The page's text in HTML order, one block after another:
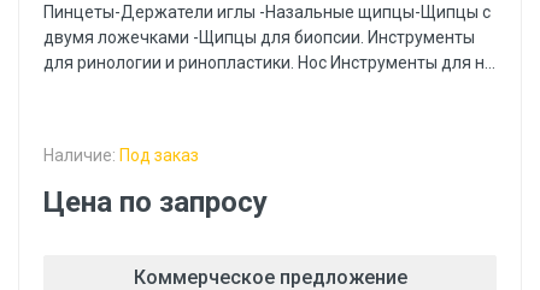
Пинцеты-Держатели иглы -Назальные щипцы-Щипцы с
двумя ложечками -Щипцы для биопсии. Инструменты
для ринологии и ринопластики. Нос Инструменты для н...
Наличие: Под заказ
Цена по запросу
Коммерческое предложение